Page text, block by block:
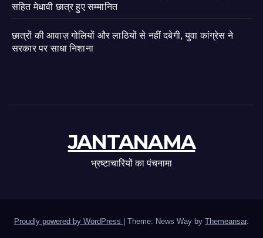
सहित मेधावी छात्र हुए सम्मानित
छात्रों की आवाज़ गोलियों और लाठियों से नहीं दबेगी, युवा कांग्रेस ने
सरकार पर साधा निशाना
JANTANAMA
भ्रष्टाचारियों का पंचनामा
Proudly powered by WordPress Theme: News Way by Themeansar.